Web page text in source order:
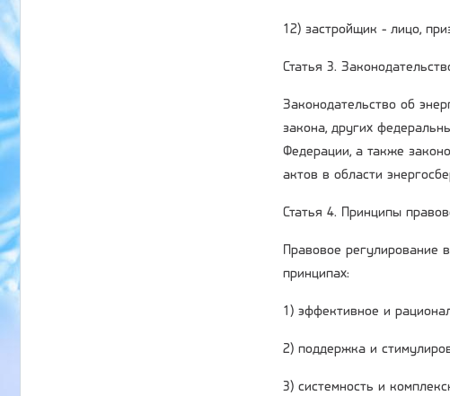
12) застройщик - лицо,
Статья 3.
Законодательство об
закона, других
Федерации, а также
актов в области
Статья 4. Принципы
Правовое регулирование
принципах:
1) эффективное и
2) поддержка и
3) системность и